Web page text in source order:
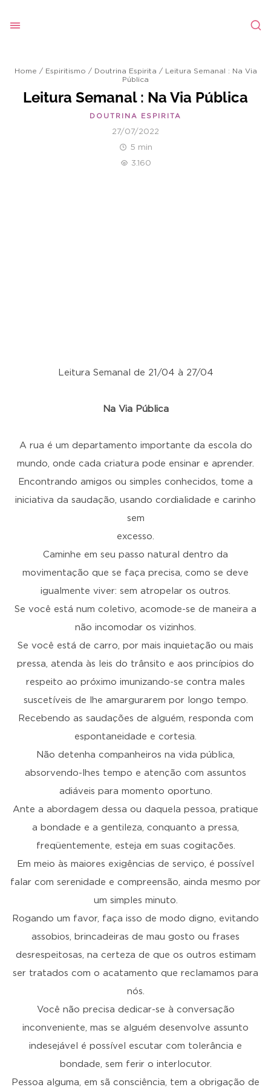
Home / Espiritismo / Doutrina Espirita / Leitura Semanal : Na Via
Pública
Leitura Semanal : Na Via Pública
DOUTRINA ESPIRITA
27/07/2022
5 min
3.160
Leitura Semanal de 21/04 à 27/04
Na Via Pública
A rua é um departamento importante da escola do
mundo, onde cada criatura pode ensinar e aprender.
Encontrando amigos ou simples conhecidos, tome a
iniciativa da saudação, usando cordialidade e carinho
sem
excesso.
Caminhe em seu passo natural dentro da
movimentação que se faça precisa, como se deve
igualmente viver: sem atropelar os outros.
Se você está num coletivo, acomode-se de maneira a
não incomodar os vizinhos.
Se você está de carro, por mais inquietação ou mais
pressa, atenda às leis do trânsito e aos princípios do
respeito ao próximo imunizando-se contra males
suscetíveis de lhe amargurarem por longo tempo.
Recebendo as saudações de alguém, responda com
espontaneidade e cortesia.
Não detenha companheiros na vida pública,
absorvendo-lhes tempo e atenção com assuntos
adiáveis para momento oportuno.
Ante a abordagem dessa ou daquela pessoa, pratique
a bondade e a gentileza, conquanto a pressa,
freqüentemente, esteja em suas cogitações.
Em meio às maiores exigências de serviço, é possível
falar com serenidade e compreensão, ainda mesmo por
um simples minuto.
Rogando um favor, faça isso de modo digno, evitando
assobios, brincadeiras de mau gosto ou frases
desrespeitosas, na certeza de que os outros estimam
ser tratados com o acatamento que reclamamos para
nós.
Você não precisa dedicar-se à conversação
inconveniente, mas se alguém desenvolve assunto
indesejável é possível escutar com tolerância e
bondade, sem ferir o interlocutor.
Pessoa alguma, em sã consciência, tem a obrigação de